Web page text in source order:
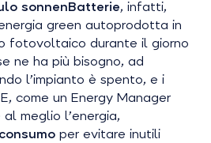
sonnenBatterie, infatti,
green autoprodotta in
fotovoltaico durante il giorno
ne ha più bisogno, ad
l’impianto è spento, e i
come un Energy Manager
meglio l’energia,
per evitare inutili